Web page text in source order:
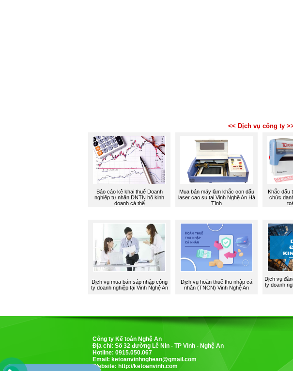
<< Dịch vụ công ty
Báo cáo kê khai thuế Doanh
nghiệp tư nhân DNTN hộ kinh
doanh cá thể
Mua bán máy làm khắc con dấu
laser cao su tại Vinh Nghệ An Hà
Tĩnh
Khắc dấu
chức
Dịch vụ mua bán sáp nhập công
ty doanh nghiệp tại Vinh Nghệ An
Dịch vụ hoàn thuế thu nhập cá
nhân (TNCN) Vinh Nghệ An
Dịch vụ
ty doanh
Công ty Kế toán Nghệ An
Địa chỉ: Số 32 đường Lê Nin - TP Vinh - Nghệ An
Hotline: 0915.050.067
Email: ketoanvinhnghean@gmail.com
Website: http://ketoanvinh.com